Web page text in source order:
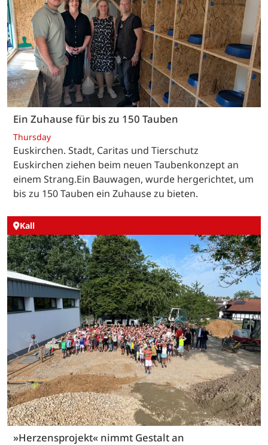
Ein Zuhause für bis zu 150 Tauben
Thursday
Euskirchen. Stadt, Caritas und Tierschutz
Euskirchen ziehen beim neuen Taubenkonzept an
einem Strang.Ein Bauwagen, wurde hergerichtet, um
bis zu 150 Tauben ein Zuhause zu bieten.
Kall
»Herzensprojekt« nimmt Gestalt an